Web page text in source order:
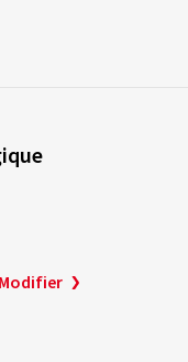
Modifier